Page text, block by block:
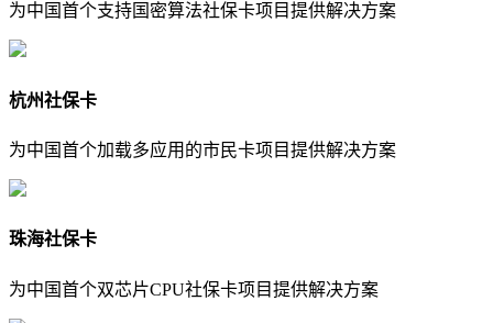
为中国首个支持国密算法社保卡项目提供解决方案
杭州社保卡
为中国首个加载多应用的市民卡项目提供解决方案
珠海社保卡
为中国首个双芯片CPU社保卡项目提供解决方案